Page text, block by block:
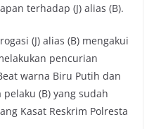
terhadap (J) alias (B).
(J) alias (B) mengakui
pencurian
warna Biru Putih dan
(B) yang sudah
Kasat Reskrim Polresta